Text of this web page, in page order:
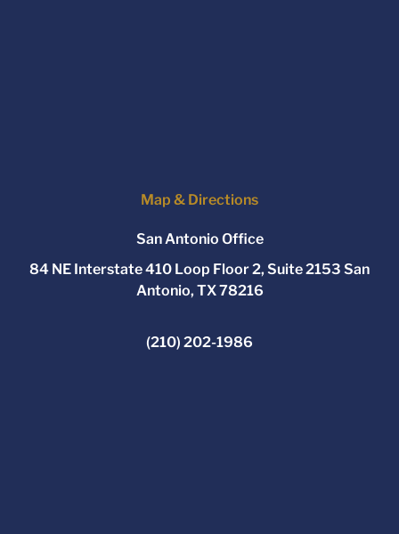
Map & Directions
San Antonio Office
84 NE Interstate 410 Loop Floor 2, Suite 2153 San
Antonio, TX 78216
(210) 202-1986